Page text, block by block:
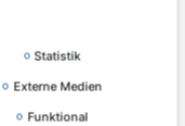
Statistik
Externe Medien
Funktional